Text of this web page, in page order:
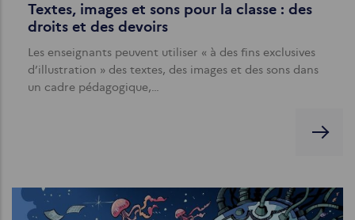
Textes, images et sons pour la classe : des
droits et des devoirs
Les enseignants peuvent utiliser « à des fins exclusives
d’illustration » des textes, des images et des sons dans
un cadre pédagogique,…